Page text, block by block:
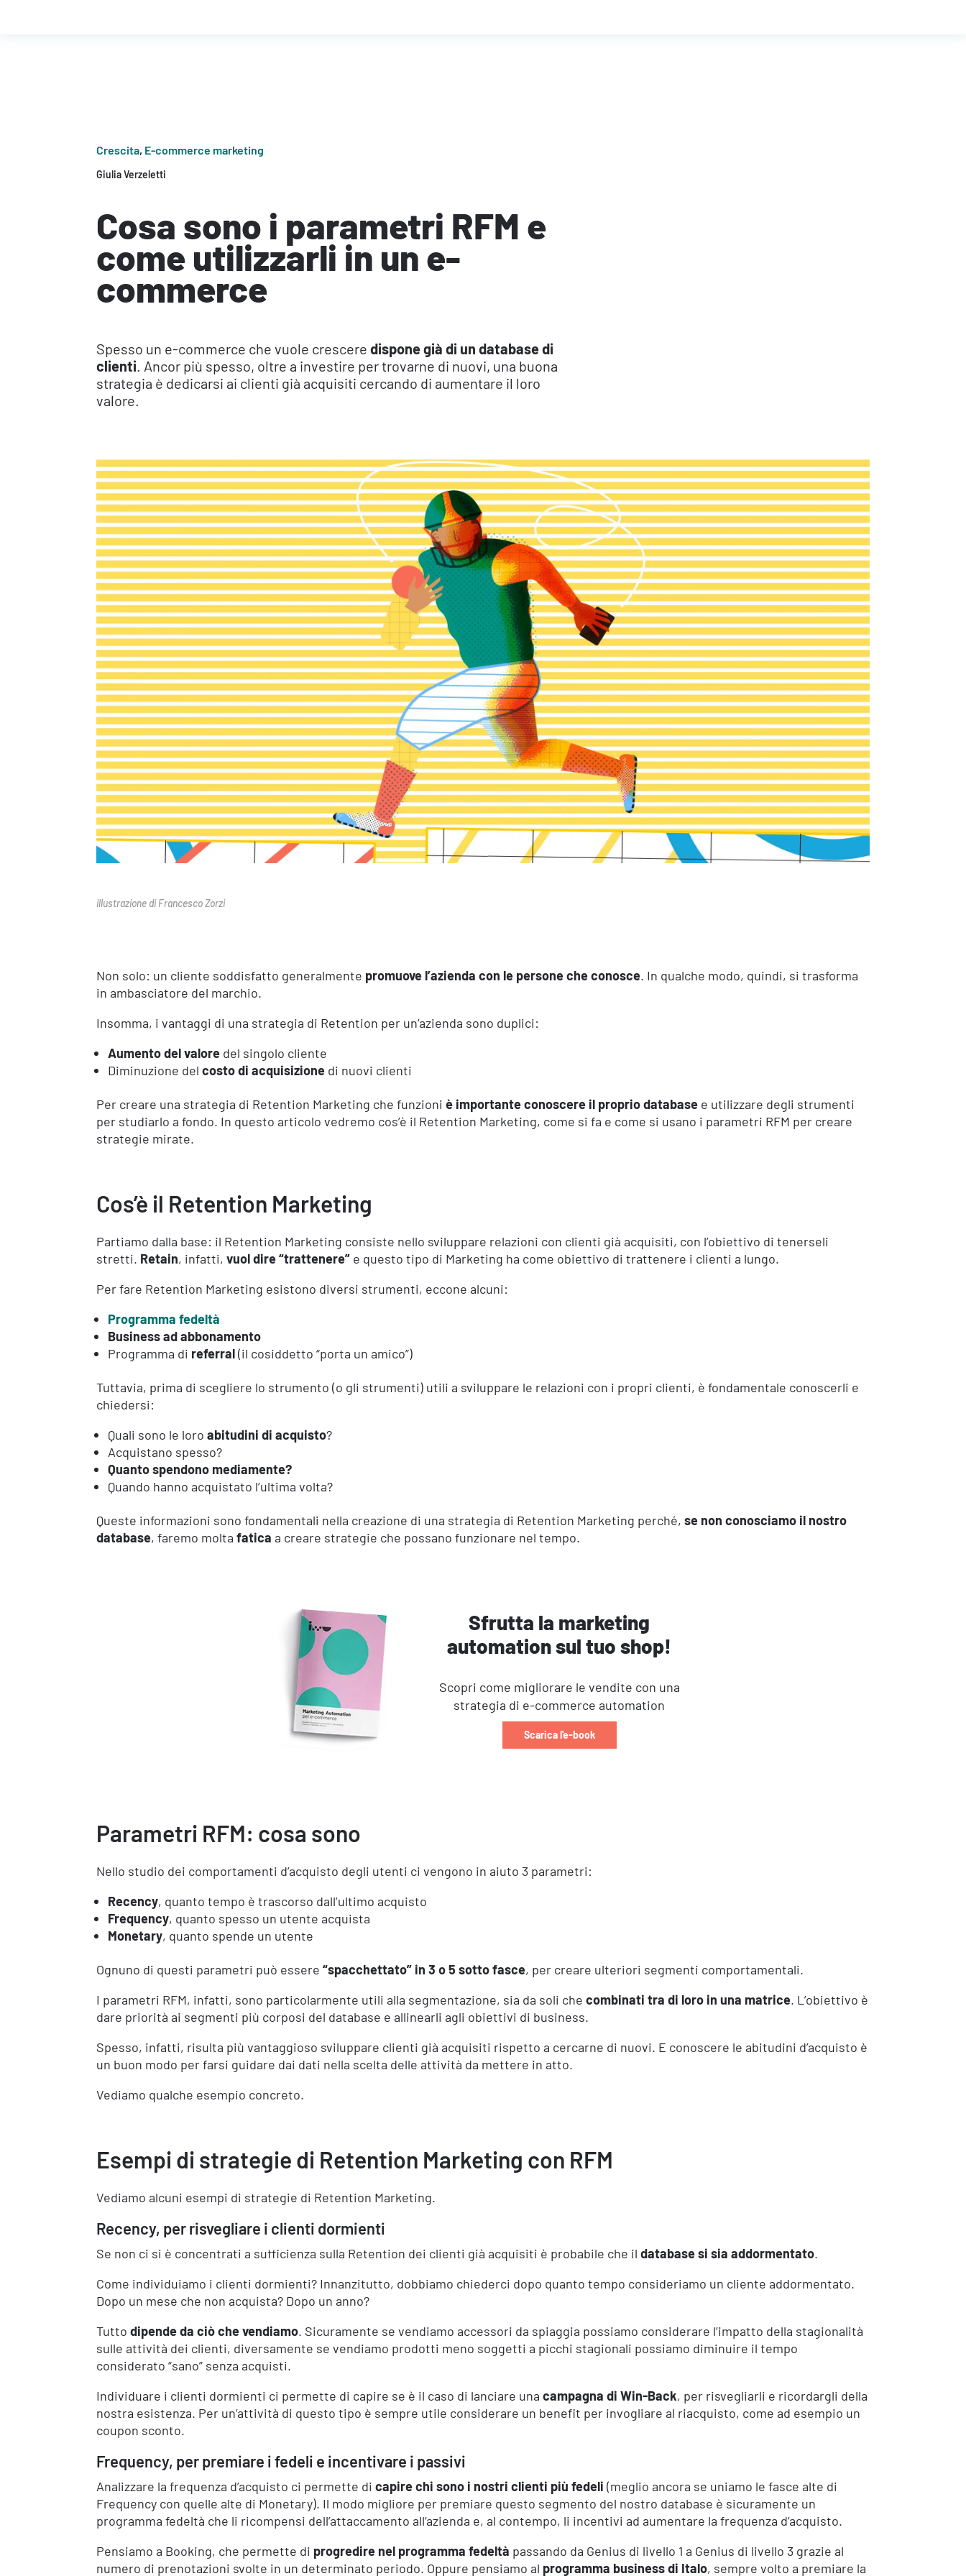
Crescita, E-commerce marketing
Giulia Verzeletti
Cosa sono i parametri RFM e
come utilizzarli in un e-
commerce
Spesso un e-commerce che vuole cresceredispone già di un database di
clienti . Ancor più spesso, oltre a investire per trovarne di nuovi, una buona
strategia è dedicarsi ai clienti già acquisiti cercando di aumentare il loro
valore.
illustrazione di Francesco Zorzi
Non solo: un cliente soddisfatto generalmente promuove l’azienda con le persone che conosce. In qualche modo, quindi, si trasforma
in ambasciatore del marchio.
Insomma, i vantaggi di una strategia di Retention per un’azienda sono duplici:
Aumento del valore del singolo cliente
Diminuzione delcosto di acquisizione di nuovi clienti
Per creare una strategia di Retention Marketing che funzioniè importante conoscere il proprio database e utilizzare degli strumenti
per studiarlo a fondo. In questo articolo vedremo cos’è il Retention Marketing, come si fa e come si usano i parametri RFM per creare
strategie mirate.
Cos’è il Retention Marketing
Partiamo dalla base: il Retention Marketing consiste nello sviluppare relazioni con clienti già acquisiti, con l’obiettivo di tenerseli
stretti. Retain, infatti,vuol dire “trattenere” e questo tipo di Marketing ha come obiettivo di trattenere i clienti a lungo.
Per fare Retention Marketing esistono diversi strumenti, eccone alcuni:
Programma fedeltà
Business ad abbonamento
Programma di referral(il cosiddetto “porta un amico”)
Tuttavia, prima di scegliere lo strumento (o gli strumenti) utili a sviluppare le relazioni con i propri clienti, è fondamentale conoscerli e
chiedersi:
Quali sono le loroabitudini di acquisto?
Acquistano spesso?
Quanto spendono mediamente?
Quando hanno acquistato l’ultima volta?
Queste informazioni sono fondamentali nella creazione di una strategia di Retention Marketing perché,se non conosciamo il nostro
database, faremo moltafatica a creare strategie che possano funzionare nel tempo.
Sfrutta la marketing
automation sul tuo shop!
Scopri come migliorare le vendite con una
strategia di e-commerce automation
Scarica l'e-book
Parametri RFM: cosa sono
Nello studio dei comportamenti d’acquisto degli utenti ci vengono in aiuto 3 parametri:
Recency, quanto tempo è trascorso dall’ultimo acquisto
Frequency, quanto spesso un utente acquista
Monetary, quanto spende un utente
Ognuno di questi parametri può essere“spacchettato” in 3 o 5 sotto fasce, per creare ulteriori segmenti comportamentali.
I parametri RFM, infatti, sono particolarmente utili alla segmentazione, sia da soli checombinati tra di loro in una matrice. L’obiettivo è
dare priorità ai segmenti più corposi del database e allinearli agli obiettivi di business.
Spesso, infatti, risulta più vantaggioso sviluppare clienti già acquisiti rispetto a cercarne di nuovi. E conoscere le abitudini d’acquisto è
un buon modo per farsi guidare dai dati nella scelta delle attività da mettere in atto.
Vediamo qualche esempio concreto.
Esempi di strategie di Retention Marketing con RFM
Vediamo alcuni esempi di strategie di Retention Marketing.
Recency, per risvegliare i clienti dormienti
Se non ci si è concentrati a sufficienza sulla Retention dei clienti già acquisiti è probabile che ildatabase si sia addormentato.
Come individuiamo i clienti dormienti? Innanzitutto, dobbiamo chiederci dopo quanto tempo consideriamo un cliente addormentato.
Dopo un mese che non acquista? Dopo un anno?
Tuttodipende da ciò che vendiamo. Sicuramente se vendiamo accessori da spiaggia possiamo considerare l’impatto della stagionalità
sulle attività dei clienti, diversamente se vendiamo prodotti meno soggetti a picchi stagionali possiamo diminuire il tempo
considerato “sano” senza acquisti.
Individuare i clienti dormienti ci permette di capire se è il caso di lanciare unacampagna di Win-Back, per risvegliarli e ricordargli della
nostra esistenza. Per un’attività di questo tipo è sempre utile considerare un benefit per invogliare al riacquisto, come ad esempio un
coupon sconto.
Frequency, per premiare i fedeli e incentivare i passivi
Analizzare la frequenza d’acquisto ci permette dicapire chi sono i nostri clienti più fedeli(meglio ancora se uniamo le fasce alte di
Frequency con quelle alte di Monetary). Il modo migliore per premiare questo segmento del nostro database è sicuramente un
programma fedeltà che li ricompensi dell’attaccamento all’azienda e, al contempo, li incentivi ad aumentare la frequenza d’acquisto.
Pensiamo a Booking, che permette di progredire nel programma fedeltà passando da Genius di livello 1 a Genius di livello 3 grazie al
numero di prenotazioni svolte in un determinato periodo. Oppure pensiamo al programma business di Italo, sempre volto a premiare la